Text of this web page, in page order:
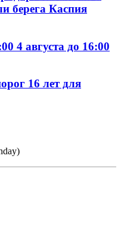
берега Каспия
4 августа до 16:00
16 лет для